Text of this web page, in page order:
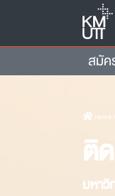
สมัค
Home
ติ
มหาวิ